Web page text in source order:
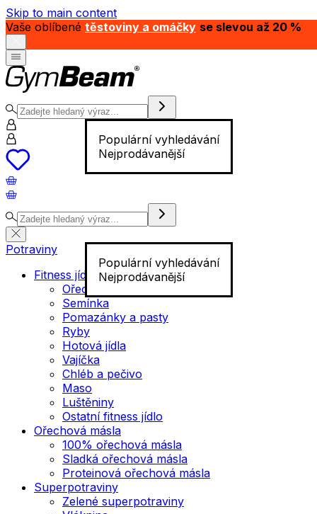
Skip to main content
Vaše oblíbené těstoviny a omáčky se slevou až 20 %
Populární vyhledávání
Nejprodávanější
Populární vyhledávání
Nejprodávanější
Potraviny
Fitness jídlo
Ořechy
Semínka
Pomazánky a pasty
Ryby
Hotová jídla
Vajíčka
Chléb a pečivo
Maso
Luštěniny
Ostatní fitness jídlo
Ořechová másla
100% ořechová másla
Sladká ořechová másla
Proteinová ořechová másla
Superpotraviny
Zelené superpotraviny